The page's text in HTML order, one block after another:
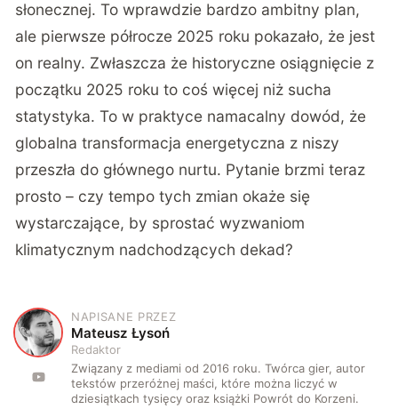
słonecznej. To wprawdzie bardzo ambitny plan,
ale pierwsze półrocze 2025 roku pokazało, że jest
on realny. Zwłaszcza że historyczne osiągnięcie z
początku 2025 roku to coś więcej niż sucha
statystyka. To w praktyce namacalny dowód, że
globalna transformacja energetyczna z niszy
przeszła do głównego nurtu. Pytanie brzmi teraz
prosto – czy tempo tych zmian okaże się
wystarczające, by sprostać wyzwaniom
klimatycznym nadchodzących dekad?
M
NAPISANE PRZEZ
Mateusz Łysoń
Redaktor
Związany z mediami od 2016 roku. Twórca gier, autor
tekstów przeróżnej maści, które można liczyć w
dziesiątkach tysięcy oraz książki Powrót do Korzeni.